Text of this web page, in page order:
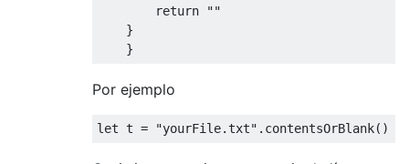
return
""
}
}
Por ejemplo
let t = "yourFile.txt" . contentsOrBlank()